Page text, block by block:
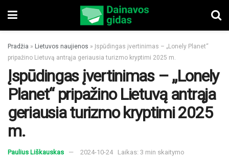
Pradžia » Lietuvos naujienos » Įspūdingas įvertinimas – „Lonely Planet“
pripažino Lietuvą antrąja geriausia turizmo kryptimi 2025 m.
Įspūdingas įvertinimas – „Lonely
Planet“ pripažino Lietuvą antrąja
geriausia turizmo kryptimi 2025
m.
Paulius Liškauskas 2024-10-24 Laikas: 3 min skaitymo